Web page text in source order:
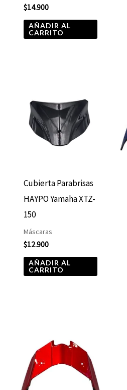
$14.900
AÑADIR AL
CARRITO
Cubierta Parabrisas
HAYPO Yamaha XTZ-
150
Máscaras
$12.900
AÑADIR AL
CARRITO